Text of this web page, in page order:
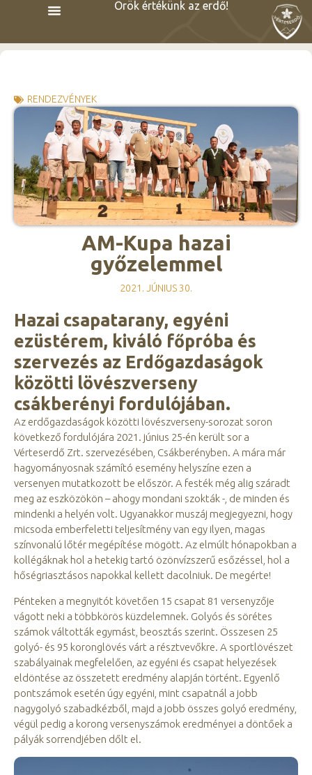
Örök értékünk az erdő!
RENDEZVÉNYEK
AM-Kupa hazai
győzelemmel
2021. JÚNIUS 30.
Hazai csapatarany, egyéni
ezüstérem, kiváló főpróba és
szervezés az Erdőgazdaságok
közötti lövészverseny
csákberényi fordulójában.
Az erdőgazdaságok közötti lövészverseny-sorozat soron
következő fordulójára 2021. június 25-én került sor a
Vérteserdő Zrt. szervezésében, Csákberényben. A mára már
hagyományosnak számító esemény helyszíne ezen a
versenyen mutatkozott be először. A festék még alig száradt
meg az eszközökön – ahogy mondani szokták -, de minden és
mindenki a helyén volt. Ugyanakkor muszáj megjegyezni, hogy
micsoda emberfeletti teljesítmény van egy ilyen, magas
színvonalú lőtér megépítése mögött. Az elmúlt hónapokban a
kollégáknak hol a hetekig tartó özönvízszerű esőzéssel, hol a
hőségriasztásos napokkal kellett dacolniuk. De megérte!
Pénteken a megnyitót követően 15 csapat 81 versenyzője
vágott neki a többkörös küzdelemnek. Golyós és sörétes
számok váltották egymást, beosztás szerint. Összesen 25
golyó- és 95 koronglövés várt a résztvevőkre. A sportlövészet
szabályainak megfelelően, az egyéni és csapat helyezések
eldöntése az összetett eredmény alapján történt. Egyenlő
pontszámok esetén úgy egyéni, mint csapatnál a jobb
nagygolyó szabadkézből, majd a jobb összes golyó eredmény,
végül pedig a korong versenyszámok eredményei a döntőek a
pályák sorrendjében dőlt el.